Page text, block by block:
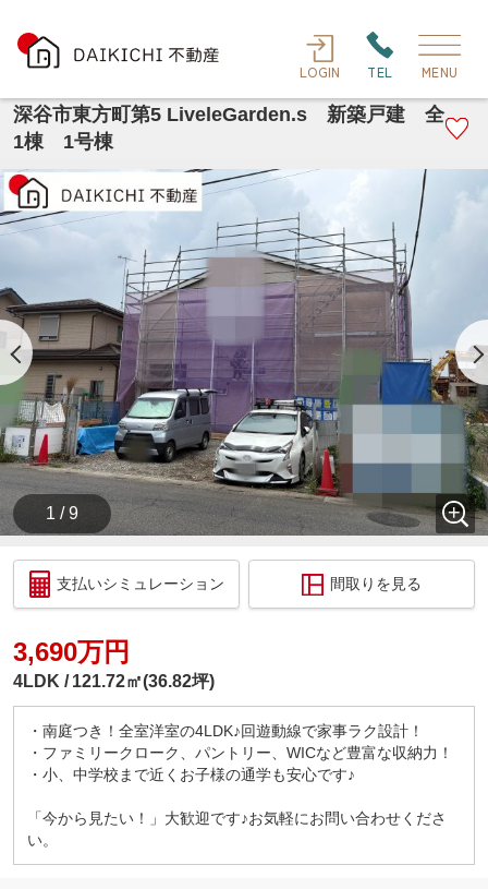
LOGIN TEL MENU
深谷市東方町第5 LiveleGarden.s 新築戸建 全
1棟 1号棟
1 / 9
支払いシミュレーション 間取りを見る
3,690万円
4LDK 121.72㎡(36.82坪)
・南庭つき！全室洋室の4LDK♪回遊動線で家事ラク設計！
・ファミリークローク、パントリー、WICなど豊富な収納力！
・小、中学校まで近くお子様の通学も安心です♪
「今から見たい！」大歓迎です♪お気軽にお問い合わせくださ
い。